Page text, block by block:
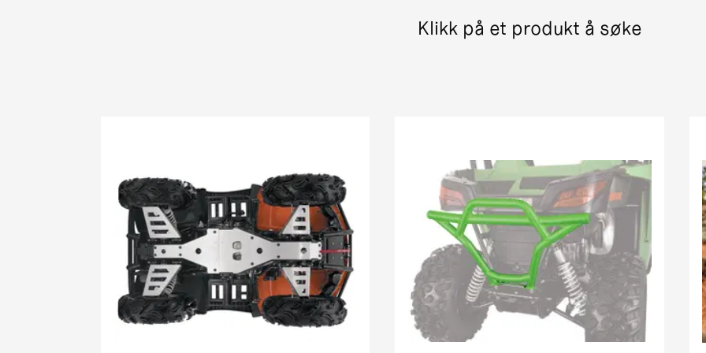
2007 Prowler + xt 7b 535
2008 400 pm street legal my new c8832
2008 500 3in1 street legal my
2008 500 street legal
2008 650 3in1 pm street legal my i
2008 650 h1 street legal 0bc69
2008 650 H1 TRV EFT PM Street Legal MY
2008 650 prowler xt street legal my
2008 700 Diesel EGR Street Legal MY
2009 1000 Cruiser PM
Klikk på et produkt å søke